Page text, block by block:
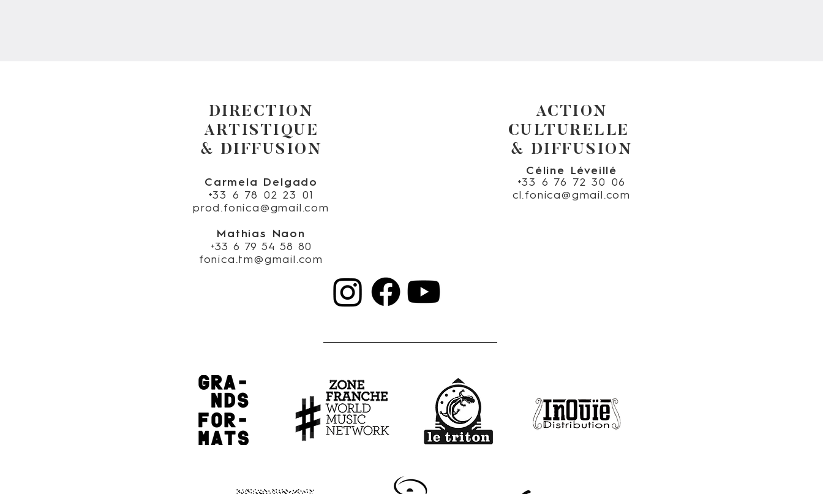
DIRECTION
ARTISTIQUE
& DIFFUSION
Carmela Delgado
+33 6 78 02 23 01
prod.fonica@gmail.com
Mathias Naon
+33 6 79 54 58 80
fonica.tm@gmail.com
ACTION
CULTURELLE
& DIFFUSION
Céline Léveillé
+33 6 76 72 30 06
cl.fonica@gmail.com